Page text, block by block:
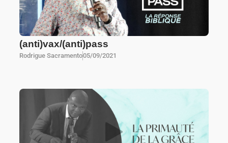
(anti)vax/(anti)pass
Rodrigue Sacramento05/09/2021